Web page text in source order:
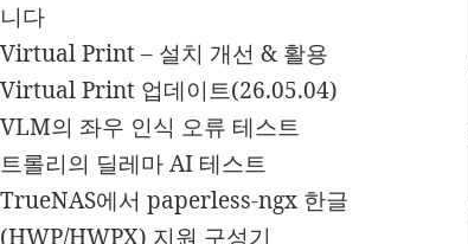
니다
Virtual Print – 설치 개선 & 활용
Virtual Print 업데이트(26.05.04)
VLM의 좌우 인식 오류 테스트
트롤리의 딜레마 AI 테스트
TrueNAS에서 paperless-ngx 한글
(HWP/HWPX) 지원 구성기